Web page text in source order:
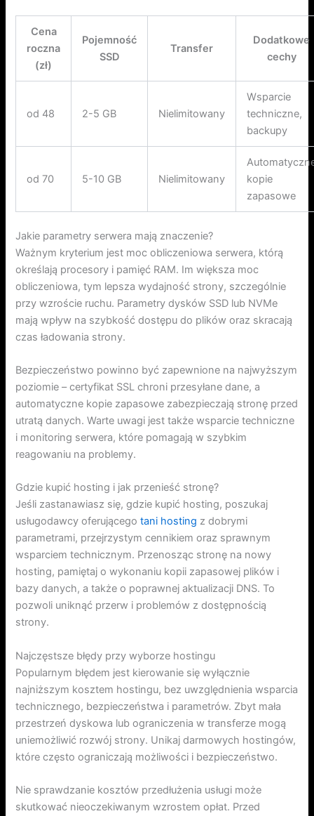
Cena
roczna
(zł)
Pojemność
SSD
Transfer
Dodatkowe
cechy
od 48 2-5 GB Nielimitowany
Wsparcie
techniczne,
backupy
od 70 5-10 GB Nielimitowany
kopie
zapasowe
Jakie parametry serwera mają znaczenie?
Ważnym kryterium jest moc obliczeniowa serwera, którą
określają procesory i pamięć RAM. Im większa moc
obliczeniowa, tym lepsza wydajność strony, szczególnie
przy wzroście ruchu. Parametry dysków SSD lub NVMe
mają wpływ na szybkość dostępu do plików oraz skracają
czas ładowania strony.
Bezpieczeństwo powinno być zapewnione na najwyższym
poziomie – certyfikat SSL chroni przesyłane dane, a
automatyczne kopie zapasowe zabezpieczają stronę przed
utratą danych. Warte uwagi jest także wsparcie techniczne
i monitoring serwera, które pomagają w szybkim
reagowaniu na problemy.
Gdzie kupić hosting i jak przenieść stronę?
Jeśli zastanawiasz się, gdzie kupić hosting, poszukaj
usługodawcy oferującegotani hosting z dobrymi
parametrami, przejrzystym cennikiem oraz sprawnym
wsparciem technicznym. Przenosząc stronę na nowy
hosting, pamiętaj o wykonaniu kopii zapasowej plików i
bazy danych, a także o poprawnej aktualizacji DNS. To
pozwoli uniknąć przerw i problemów z dostępnością
strony.
Najczęstsze błędy przy wyborze hostingu
Popularnym błędem jest kierowanie się wyłącznie
najniższym kosztem hostingu, bez uwzględnienia wsparcia
technicznego, bezpieczeństwa i parametrów. Zbyt mała
przestrzeń dyskowa lub ograniczenia w transferze mogą
uniemożliwić rozwój strony. Unikaj darmowych hostingów,
które często ograniczają możliwości i bezpieczeństwo.
Nie sprawdzanie kosztów przedłużenia usługi może
skutkować nieoczekiwanym wzrostem opłat. Przed